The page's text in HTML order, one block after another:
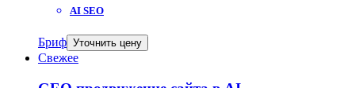
AI SEO
Бриф Уточнить цену
Свежее